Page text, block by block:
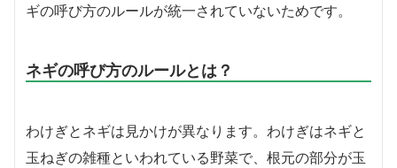
ギの呼び方のルールが統一されていないためです。
ネギの呼び方のルールとは？
わけぎとネギは見かけが異なります。わけぎはネギと
玉ねぎの雑種といわれている野菜で、根元の部分が玉